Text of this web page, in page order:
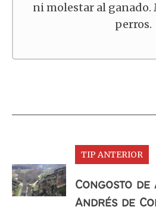
ni molestar al ganado.
perros.
TIP ANTERIOR
Congosto
Andrés de